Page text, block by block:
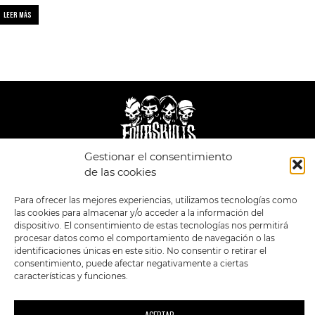
Gestionar el consentimiento
de las cookies
Para ofrecer las mejores experiencias, utilizamos tecnologías como
las cookies para almacenar y/o acceder a la información del
dispositivo. El consentimiento de estas tecnologías nos permitirá
procesar datos como el comportamiento de navegación o las
identificaciones únicas en este sitio. No consentir o retirar el
consentimiento, puede afectar negativamente a ciertas
características y funciones.
LEER MÁS
POLÍTICA DE
PRIVACIDAD
TÉRMINOS Y
CONDICIONES
GENERALES DE LA
VENTA
POLÍTICA DE COOKIES
TIENDA
ESTILOS
FORMATOS
PREVENTAS
OFERTAS
MERCHANDISING
FOUR SKULLS